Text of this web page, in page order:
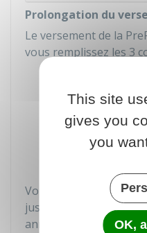
Prolongation du
Le versement de la
vous remplissez les 3
Vous n'avez
ou autre
Vos
Vous continuez alors
jusqu'au mois de
anniversaire de votre
This site
gives you
you
OK,